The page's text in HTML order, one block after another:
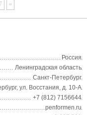
7 »
Россия
Ленинградская область
Санкт-Петербург
ул. Восстания, д. 10-А
+7 (812) 7156644
penformen.ru